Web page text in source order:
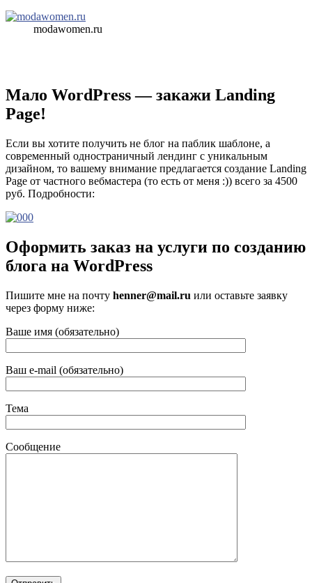
modawomen.ru
Мало WordPress — закажи Landing
Page!
Если вы хотите получить не блог на паблик шаблоне, а
современный одностраничный лендинг с уникальным
дизайном, то вашему внимание предлагается создание Landing
Page от частного вебмастера (то есть от меня :)) всего за 4500
руб. Подробности:
Оформить заказ на услуги по созданию
блога на WordPress
Пишите мне на почту henner@mail.ru или оставьте заявку
через форму ниже:
Ваше имя (обязательно)
Ваш e-mail (обязательно)
Тема
Сообщение